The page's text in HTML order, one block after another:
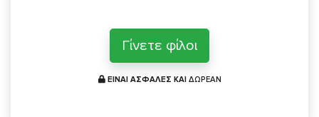
Γίνετε φίλοι
ΕΙΝΑΙ ΑΣΦΑΛΕΣ ΚΑΙ ΔΩΡΕΑΝ